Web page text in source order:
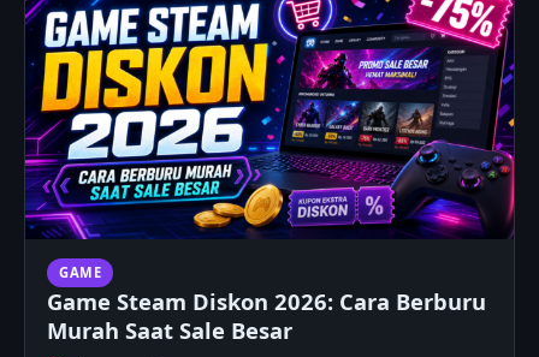
GAME
Game Steam Diskon 2026: Cara Berburu
Murah Saat Sale Besar